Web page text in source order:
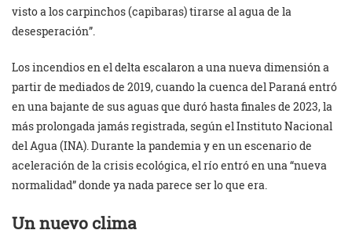
visto a los carpinchos (capibaras) tirarse al agua de la
desesperación”.
Los incendios en el delta escalaron a una nueva dimensión a
partir de mediados de 2019, cuando la cuenca del Paraná entró
en una bajante de sus aguas que duró hasta finales de 2023, la
más prolongada jamás registrada, según el Instituto Nacional
del Agua (INA). Durante la pandemia y en un escenario de
aceleración de la crisis ecológica, el río entró en una “nueva
normalidad” donde ya nada parece ser lo que era.
Un nuevo clima